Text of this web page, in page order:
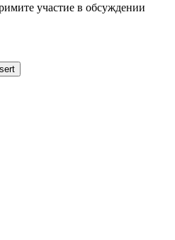
участие в обсуждении